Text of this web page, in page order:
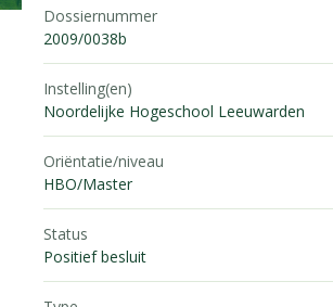
Dossiernummer
2009/0038b
Instelling(en)
Noordelijke Hogeschool Leeuwarden
Oriëntatie/niveau
HBO/Master
Status
Positief besluit